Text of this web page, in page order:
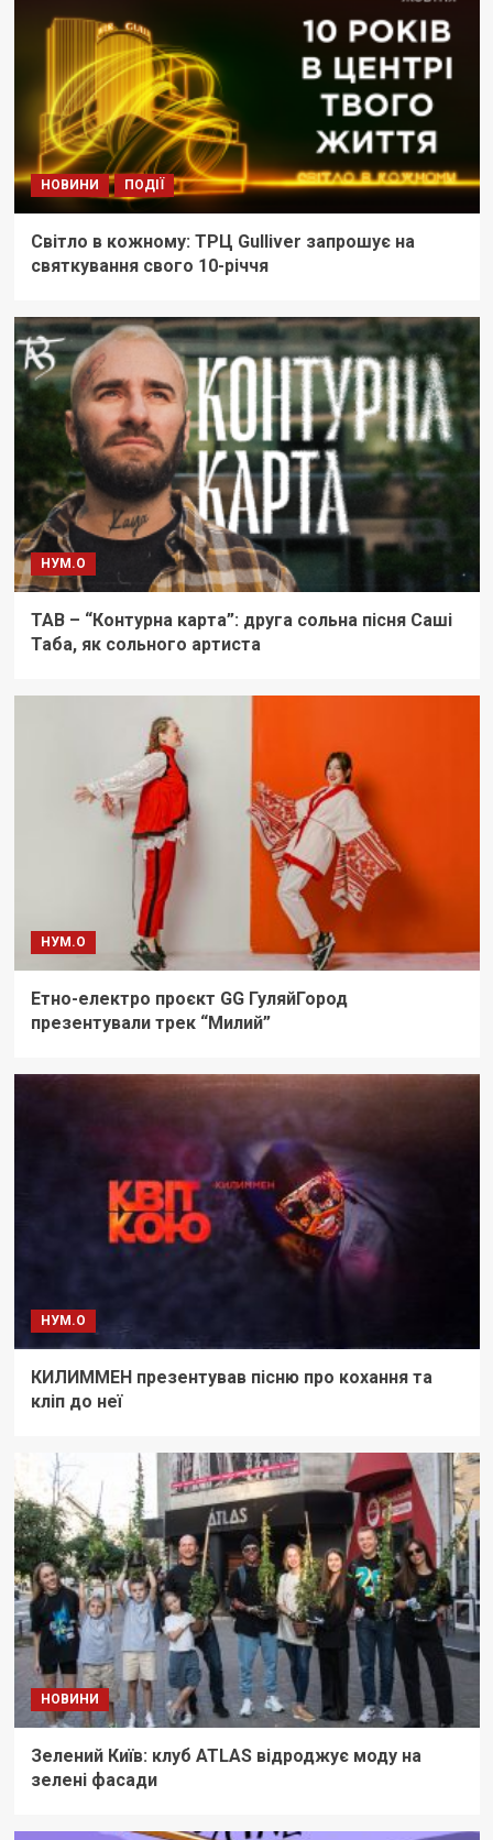
НОВИНИ ПОДІЇ
Світло в кожному: ТРЦ Gulliver запрошує на
святкування свого 10-річчя
НУМ.О
TAB – “Контурна карта”: друга сольна пісня Саші
Таба, як сольного артиста
НУМ.О
Етно-електро проєкт GG ГуляйГород
презентували трек “Милий”
НУМ.О
КИЛИММЕН презентував пісню про кохання та
кліп до неї
НОВИНИ
Зелений Київ: клуб ATLAS відроджує моду на
зелені фасади